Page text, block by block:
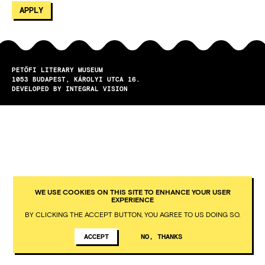
PETŐFI LITERARY MUSEUM
1053
BUDAPEST
KÁROLYI UTCA 16.
DEVELOPED BY INTEGRAL VISION
WE USE COOKIES ON THIS SITE TO ENHANCE YOUR USER
EXPERIENCE
BY CLICKING THE ACCEPT BUTTON, YOU AGREE TO US DOING SO.
ACCEPT NO, THANKS